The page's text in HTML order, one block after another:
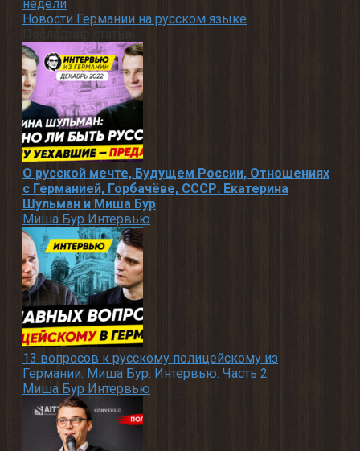
недели
Новости Германии на русском языке
Последние статьи
О русской мечте, Будущем России, Отношениях
с Германией, Горбачёве, СССР. Екатерина
Шульман и Миша Бур
Миша Бур Интервью
13 вопросов к русскому полицейскому из
Германии. Миша Бур. Интервью. Часть 2
Миша Бур Интервью